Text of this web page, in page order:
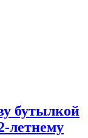
бутылкой
летнему